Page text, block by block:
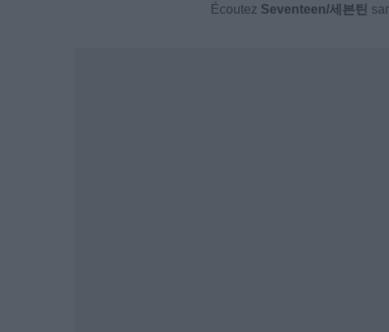
Écoutez Seventeen/세븐틴